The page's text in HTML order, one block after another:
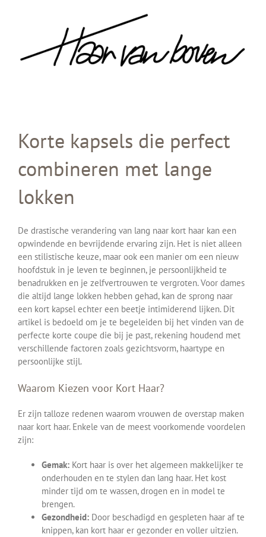
Korte kapsels die perfect
combineren met lange
lokken
De drastische verandering van lang naar kort haar kan een
opwindende en bevrijdende ervaring zijn. Het is niet alleen
een stilistische keuze, maar ook een manier om een nieuw
hoofdstuk in je leven te beginnen, je persoonlijkheid te
benadrukken en je zelfvertrouwen te vergroten. Voor dames
die altijd lange lokken hebben gehad, kan de sprong naar
een kort kapsel echter een beetje intimiderend lijken. Dit
artikel is bedoeld om je te begeleiden bij het vinden van de
perfecte korte coupe die bij je past, rekening houdend met
verschillende factoren zoals gezichtsvorm, haartype en
persoonlijke stijl.
Waarom Kiezen voor Kort Haar?
Er zijn talloze redenen waarom vrouwen de overstap maken
naar kort haar. Enkele van de meest voorkomende voordelen
zijn:
Gemak: Kort haar is over het algemeen makkelijker te
onderhouden en te stylen dan lang haar. Het kost
minder tijd om te wassen, drogen en in model te
brengen.
Gezondheid: Door beschadigd en gespleten haar af te
knippen, kan kort haar er gezonder en voller uitzien.